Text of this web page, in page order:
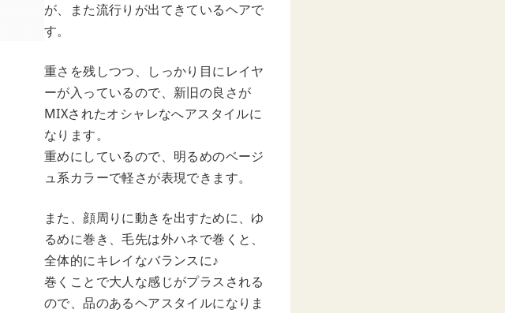
が、また流行りが出てきているヘアで
す。
重さを残しつつ、しっかり目にレイヤ
ーが入っているので、新旧の良さが
MIXされたオシャレなへアスタイルに
なります。
重めにしているので、明るめのベージ
ュ系カラーで軽さが表現できます。
また、顔周りに動きを出すために、ゆ
るめに巻き、毛先は外ハネで巻くと、
全体的にキレイなバランスに♪
巻くことで大人な感じがプラスされる
ので、品のあるヘアスタイルになりま